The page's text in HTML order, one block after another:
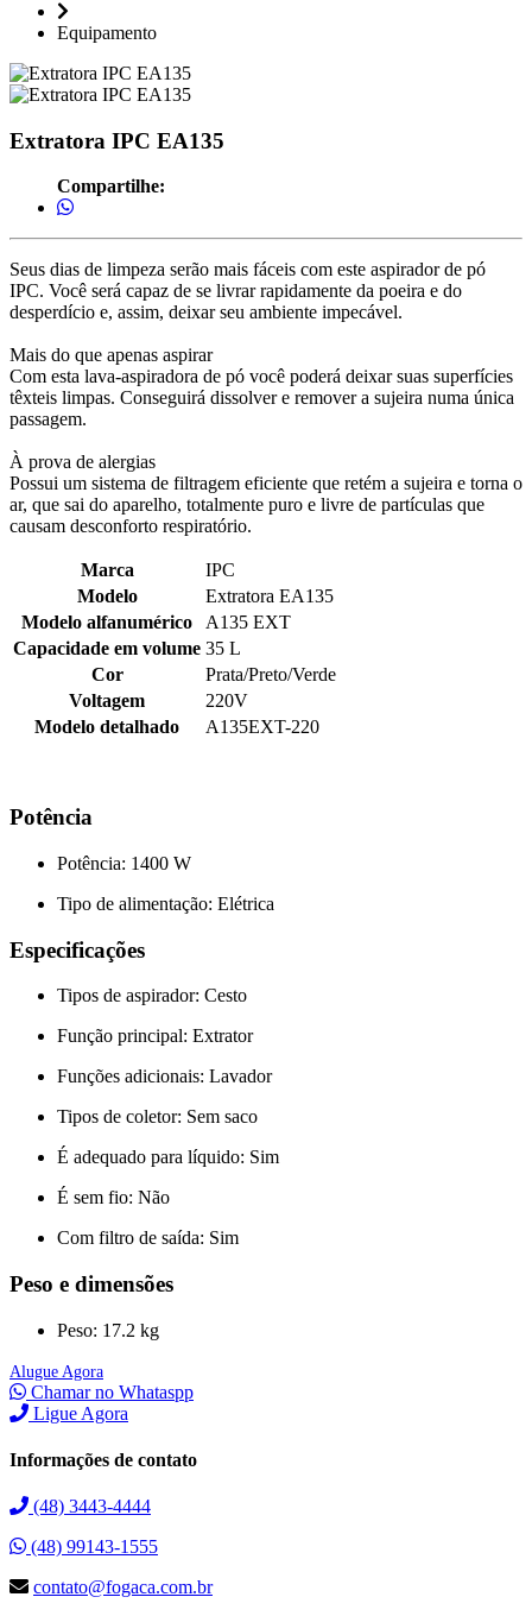
Equipamento
Extratora IPC EA135
Compartilhe:
Seus dias de limpeza serão mais fáceis com este aspirador de pó
IPC. Você será capaz de se livrar rapidamente da poeira e do
desperdício e, assim, deixar seu ambiente impecável.
Mais do que apenas aspirar
Com esta lava-aspiradora de pó você poderá deixar suas superfícies
têxteis limpas. Conseguirá dissolver e remover a sujeira numa única
passagem.
À prova de alergias
Possui um sistema de filtragem eficiente que retém a sujeira e torna o
ar, que sai do aparelho, totalmente puro e livre de partículas que
causam desconforto respiratório.
Marca
IPC
Modelo
Extratora EA135
Modelo alfanumérico
A135 EXT
Capacidade em volume 35 L
Cor
Prata/Preto/Verde
Voltagem
220V
Modelo detalhado
A135EXT-220
Potência
Potência: 1400 W
Tipo de alimentação: Elétrica
Especificações
Tipos de aspirador: Cesto
Função principal: Extrator
Funções adicionais: Lavador
Tipos de coletor: Sem saco
É adequado para líquido: Sim
É sem fio: Não
Com filtro de saída: Sim
Peso e dimensões
Peso: 17.2 kg
Alugue Agora
Chamar no Whataspp
Ligue Agora
Informações de contato
(48) 3443-4444
(48) 99143-1555
contato@fogaca.com.br